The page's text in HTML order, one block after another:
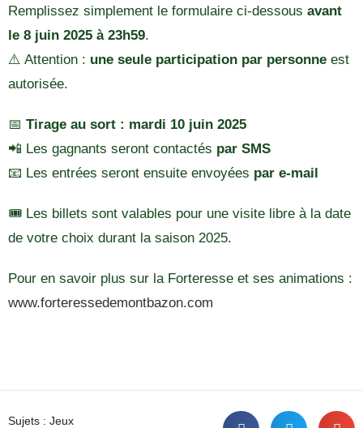
Remplissez simplement le formulaire ci-dessous avant
le 8 juin 2025 à 23h59.
⚠️ Attention : une seule participation par personne est
autorisée.
📅 Tirage au sort : mardi 10 juin 2025
📲 Les gagnants seront contactés par SMS
📧 Les entrées seront ensuite envoyées par e-mail
🎟️ Les billets sont valables pour une visite libre à la date
de votre choix durant la saison 2025.
Pour en savoir plus sur la Forteresse et ses animations :
www.forteressedemontbazon.com
Sujets : Jeux